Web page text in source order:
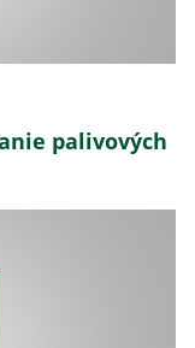
palivových